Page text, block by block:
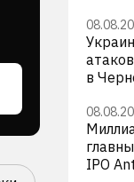
в
IPO